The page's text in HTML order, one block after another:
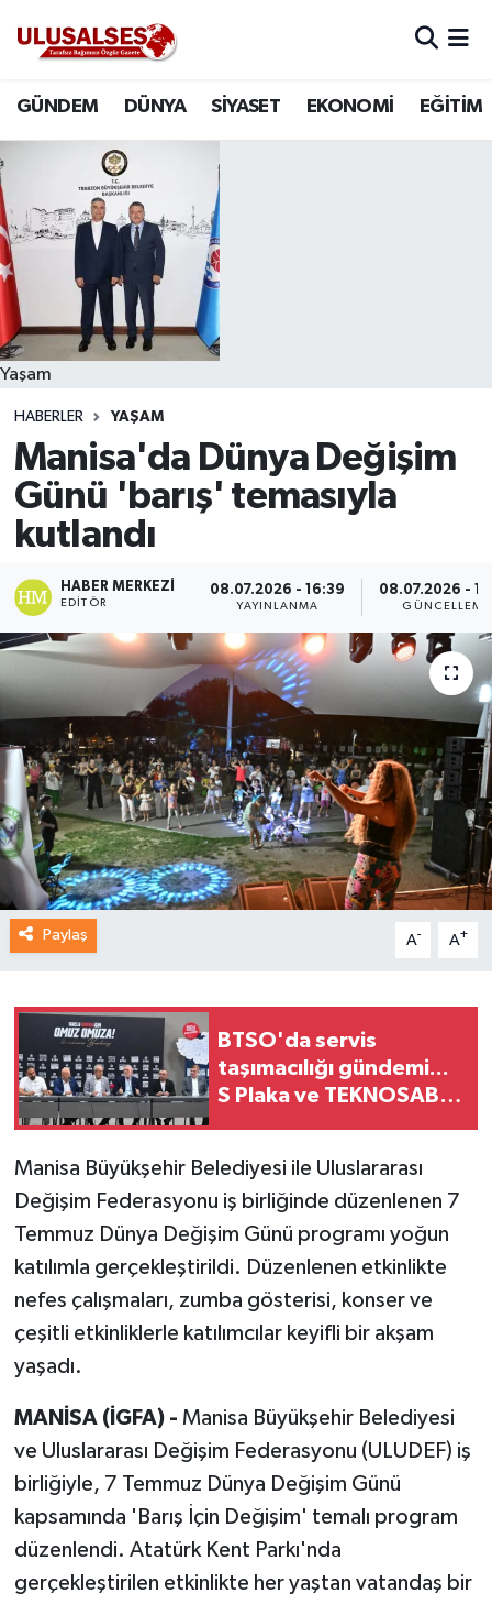
GÜNDEM DÜNYA SİYASET EKONOMİ EĞİTİM
Yaşam
HABERLER YAŞAM
Manisa'da Dünya Değişim
Günü 'barış' temasıyla
kutlandı
HABER MERKEZI
EDITÖR
08.07.2026 - 16:39
YAYINLANMA
08.07.2026 -
GÜNCELLEME
Paylaş A- A+
BTSO'da servis
taşımacılığı gündemi...
S Plaka ve TEKNOSAB
Manisa Büyükşehir Belediyesi ile Uluslararası
Değişim Federasyonu iş birliğinde düzenlenen 7
Temmuz Dünya Değişim Günü programı yoğun
katılımla gerçekleştirildi. Düzenlenen etkinlikte
nefes çalışmaları, zumba gösterisi, konser ve
çeşitli etkinliklerle katılımcılar keyifli bir akşam
yaşadı.
MANİSA (İGFA) - Manisa Büyükşehir Belediyesi
ve Uluslararası Değişim Federasyonu (ULUDEF) iş
birliğiyle, 7 Temmuz Dünya Değişim Günü
kapsamında 'Barış İçin Değişim' temalı program
düzenlendi. Atatürk Kent Parkı'nda
gerçekleştirilen etkinlikte her yaştan vatandaş bir
DÜNYA
SİYASET
EKONOMİ
EĞİTİM
SAĞLIK
MAGAZİN
SPOR
Trafik Durumu
Süper Lig Puan Durumu ve Fikstür
Tüm Manşetler
Son Dakika Haberleri
Haber Arşivi